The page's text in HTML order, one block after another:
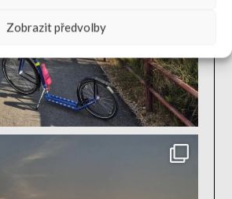
Zobrazit předvolby